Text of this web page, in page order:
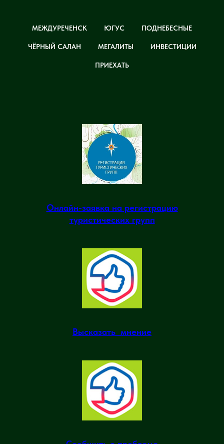
МЕЖДУРЕЧЕНСК ЮГУС ПОДНЕБЕСНЫЕ
ЧЁРНЫЙ САЛАН МЕГАЛИТЫ ИНВЕСТИЦИИ
ПРИЕХАТЬ
Онлайн-заявка на регистрацию
туристических групп
Высказать мнение